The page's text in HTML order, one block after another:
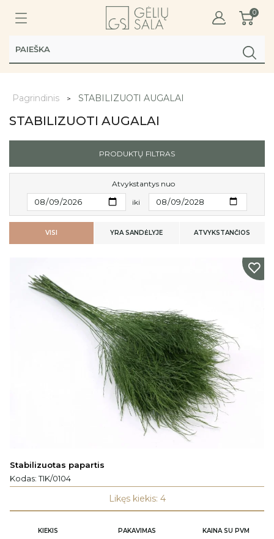
0
Pagrindinis STABILIZUOTI AUGALAI
STABILIZUOTI AUGALAI
PRODUKTŲ FILTRAS
Atvykstantys nuo
iki
VISI YRA SANDĖLYJE ATVYKSTANČIOS
Stabilizuotas papartis
Kodas:TIK/0104
Likęs kiekis: 4
KIEKIS PAKAVIMAS KAINA SU PVM